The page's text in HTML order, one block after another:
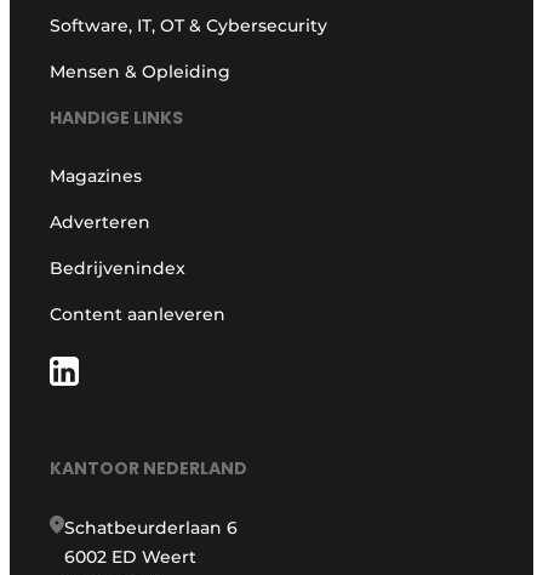
Software, IT, OT & Cybersecurity
Mensen & Opleiding
HANDIGE LINKS
Magazines
Adverteren
Bedrijvenindex
Content aanleveren
KANTOOR NEDERLAND
Schatbeurderlaan 6
6002 ED Weert